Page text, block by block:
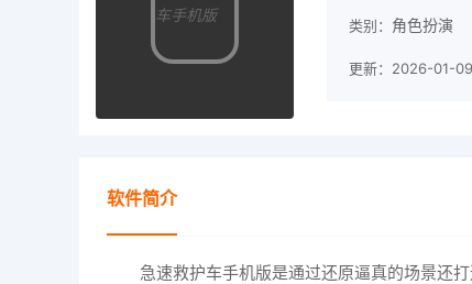
类别： 角色扮演
更新：2026-01-
软件简介
急速救护车手机版是通过还原逼真的场景还